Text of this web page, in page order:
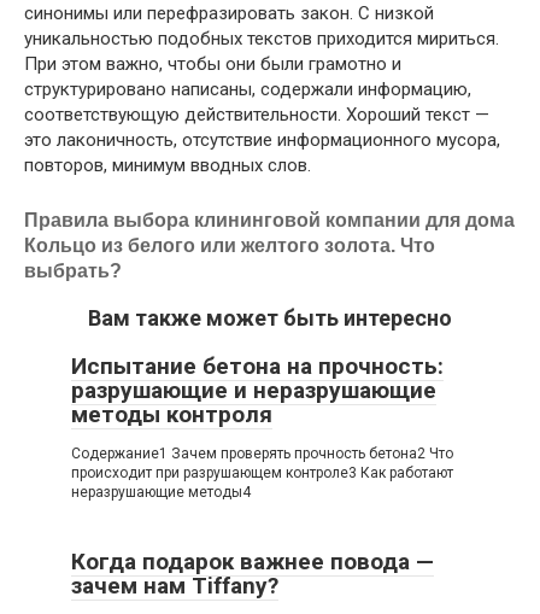
синонимы или перефразировать закон. С низкой
уникальностью подобных текстов приходится мириться.
При этом важно, чтобы они были грамотно и
структурировано написаны, содержали информацию,
соответствующую действительности. Хороший текст —
это лаконичность, отсутствие информационного мусора,
повторов, минимум вводных слов.
Правила выбора клининговой компании для дома
Кольцо из белого или желтого золота. Что
выбрать?
Вам также может быть интересно
Испытание бетона на прочность:
разрушающие и неразрушающие
методы контроля
Содержание1 Зачем проверять прочность бетона2 Что
происходит при разрушающем контроле3 Как работают
неразрушающие методы4
Когда подарок важнее повода —
зачем нам Tiffany?